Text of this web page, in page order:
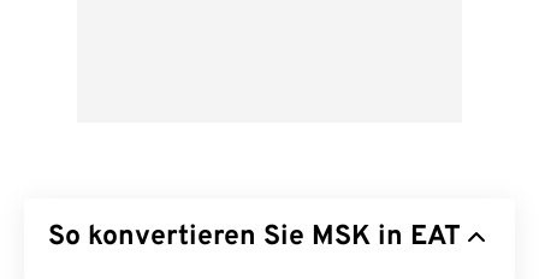
So konvertieren Sie MSK in EAT